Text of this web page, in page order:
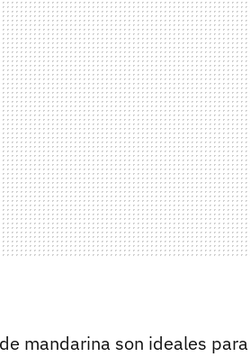
mandarina son ideales